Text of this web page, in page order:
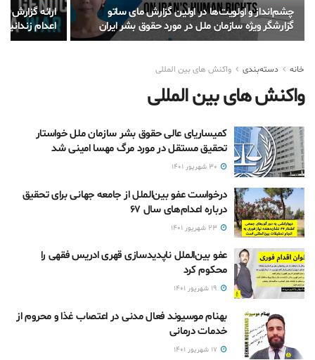
چشم‌انداز و اولویت‌ها در اولین گزارش مای ساتو
گزارشگر ویژه سازمان ملل در مورد حقوق بشر ایران
اعدام
خانه دسته‌بندی واکنش های بین المللی
واکنش های بین المللی
کمیساریای عالی حقوق بشر سازمان ملل خواستار
تحقیق مستقل در مورد مرگ مهسا امینی شد
درخواست عفو بین‌الملل از جامعه جهانی برای تحقیق
درباره اعدام‌های سال ۶۷
عفو بین‌الملل ناپدیدسازی قهری ادریس فقهی را
محکوم کرد
بهنام موسیوند فعال مدنی در اعتصاب غذا و محروم از
خدمات درمانی